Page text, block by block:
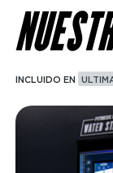
INCLUIDO EN
Imagen